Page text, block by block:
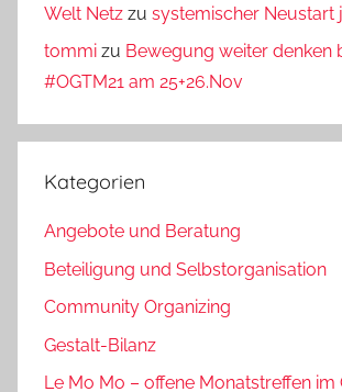
Welt Netz zu systemischer Neustart
tommi zu Bewegung weiter denken
#OGTM21 am 25+26.Nov
Kategorien
Angebote und Beratung
Beteiligung und Selbstorganisation
Community Organizing
Gestalt-Bilanz
Le Mo Mo – offene Monatstreffen im